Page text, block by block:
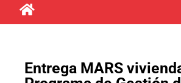
Entrega MARS